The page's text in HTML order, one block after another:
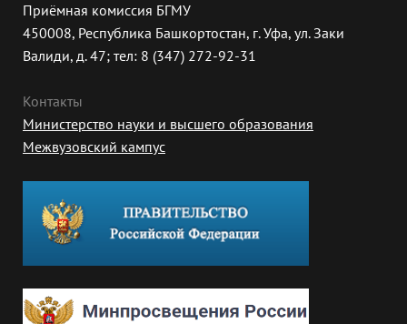
Приёмная комиссия БГМУ
450008, Республика Башкортостан, г. Уфа, ул. Заки
Валиди, д. 47; тел: 8 (347) 272-92-31
Контакты
Министерство науки и высшего образования
Межвузовский кампус